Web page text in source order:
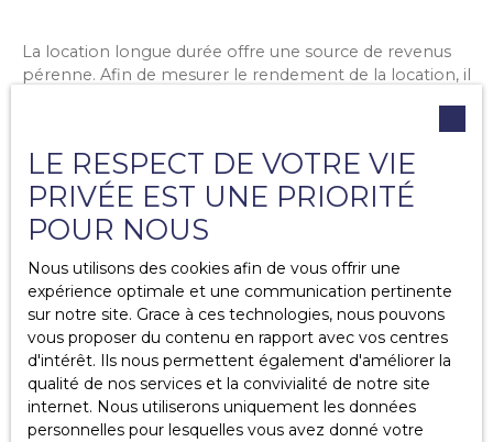
La location longue durée offre une source de revenus
pérenne. Afin de mesurer le rendement de la location, il
La longévité de la durée de location (minimum 3 ans)
permet de limiter les coûts ( frais d’agence , rédaction de
bail, etc.).
En tant que propriétaire, si vous optez pour une
location longue durée, vous ne devrez que vous
acquitter de la taxe foncière. La taxe d’habitation et la
taxe ordures ménagères sont à la charge du locataire.
Lien utile: Quels sont les frais liés à la propriété ?
LE RESPECT DE VOTRE VIE
PRIVÉE EST UNE PRIORITÉ
POUR NOUS
Nous utilisons des cookies afin de vous offrir une
expérience optimale et une communication pertinente
sur notre site. Grace à ces technologies, nous pouvons
vous proposer du contenu en rapport avec vos centres
d'intérêt. Ils nous permettent également d'améliorer la
qualité de nos services et la convivialité de notre site
internet. Nous utiliserons uniquement les données
personnelles pour lesquelles vous avez donné votre